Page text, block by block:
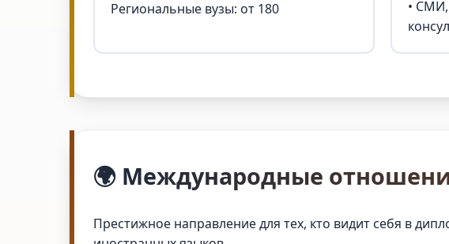
Региональные вузы: от 180
• СМИ,
🌍 Международные
Престижное направление для тех, кто видит себя в